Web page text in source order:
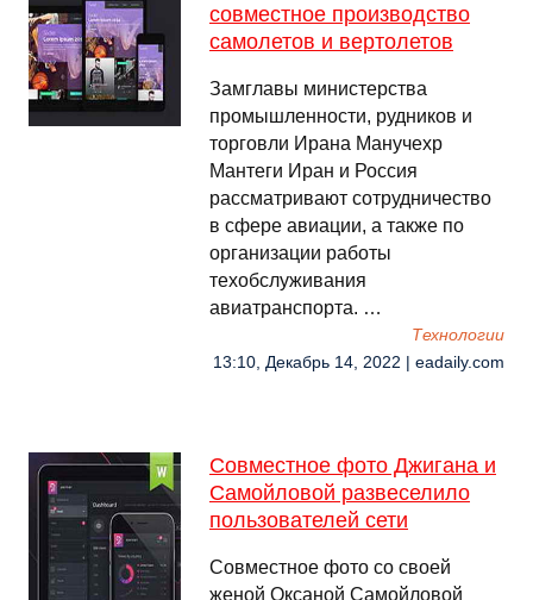
совместное производство
самолетов и вертолетов
Замглавы министерства
промышленности, рудников и
торговли Ирана Манучехр
Мантеги Иран и Россия
рассматривают сотрудничество
в сфере авиации, а также по
организации работы
техобслуживания
авиатранспорта. …
Технологии
13:10, Декабрь 14, 2022 | eadaily.com
Совместное фото Джигана и
Самойловой развеселило
пользователей сети
Совместное фото со своей
женой Оксаной Самойловой